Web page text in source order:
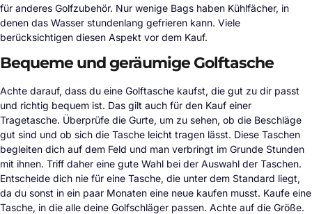
für anderes Golfzubehör. Nur wenige Bags haben Kühlfächer, in
denen das Wasser stundenlang gefrieren kann. Viele
berücksichtigen diesen Aspekt vor dem Kauf.
Bequeme und geräumige Golftasche
Achte darauf, dass du eine Golftasche kaufst, die gut zu dir passt
und richtig bequem ist. Das gilt auch für den Kauf einer
Tragetasche. Überprüfe die Gurte, um zu sehen, ob die Beschläge
gut sind und ob sich die Tasche leicht tragen lässt. Diese Taschen
begleiten dich auf dem Feld und man verbringt im Grunde Stunden
mit ihnen. Triff daher eine gute Wahl bei der Auswahl der Taschen.
Entscheide dich nie für eine Tasche, die unter dem Standard liegt,
da du sonst in ein paar Monaten eine neue kaufen musst. Kaufe eine
Tasche, in die alle deine Golfschläger passen. Achte auf die Größe.